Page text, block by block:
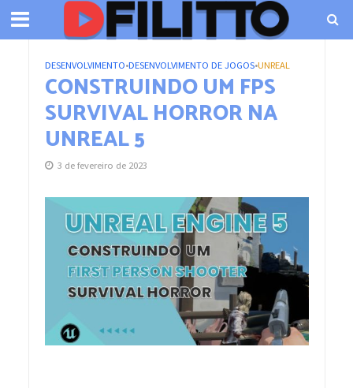
DESENVOLVIMENTO•DESENVOLVIMENTO DE JOGOS•UNREAL
CONSTRUINDO UM FPS
SURVIVAL HORROR NA
UNREAL 5
3 de fevereiro de 2023